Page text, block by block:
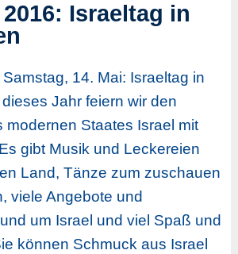
2016: Israeltag in
14. Mai: Israeltag in
Jahr feiern wir den
modernen Staates Israel mit
gibt Musik und Leckereien
Land, Tänze zum zuschauen
viele Angebote und
um Israel und viel Spaß und
können Schmuck aus Israel